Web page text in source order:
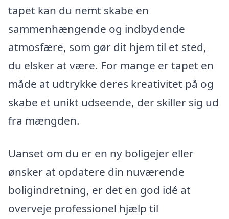
tapet kan du nemt skabe en
sammenhængende og indbydende
atmosfære, som gør dit hjem til et sted,
du elsker at være. For mange er tapet en
måde at udtrykke deres kreativitet på og
skabe et unikt udseende, der skiller sig ud
fra mængden.
Uanset om du er en ny boligejer eller
ønsker at opdatere din nuværende
boligindretning, er det en god idé at
overveje professionel hjælp til